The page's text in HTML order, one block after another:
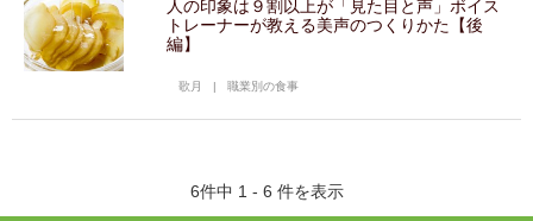
人の印象は９割以上が「見た目と声」ボイス
トレーナーが教える美声のつくりかた【後
編】
歌月 | 職業別の食事
6件中 1 - 6 件を表示